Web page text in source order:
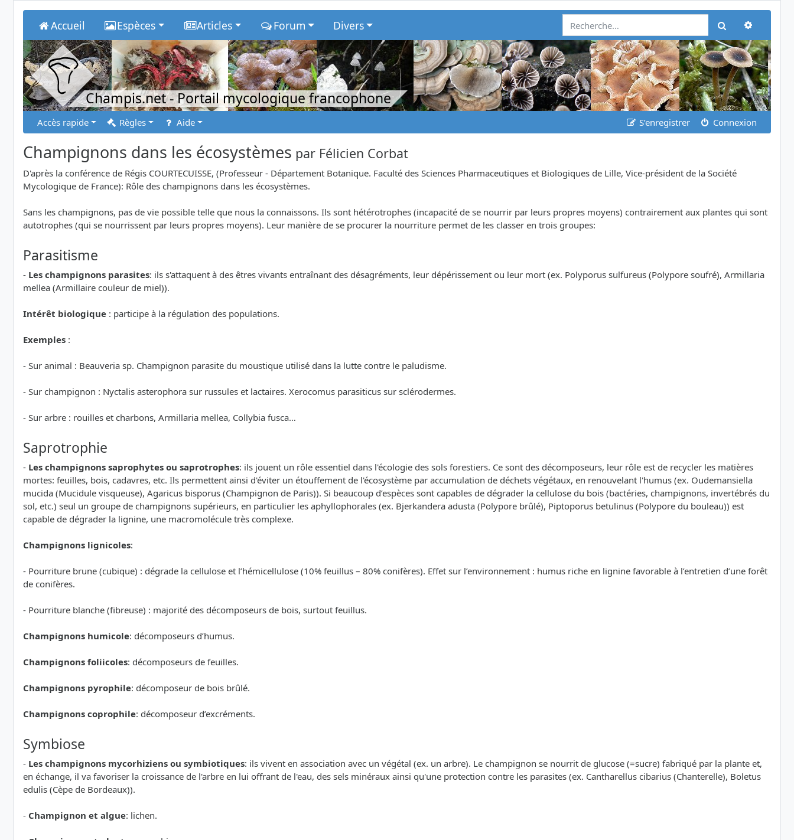
Accueil Espèces Articles Forum Divers Rechercher
Champis.net- Portail mycologique francophone
Accès rapide Règles Aide S’enregistrer Connexion
Champignons dans les écosystèmes par Félicien Corbat
D'après la conférence de Régis COURTECUISSE, (Professeur - Département Botanique. Faculté des Sciences Pharmaceutiques et Biologiques de Lille, Vice-président de la Société
Mycologique de France): Rôle des champignons dans les écosystèmes.
Sans les champignons, pas de vie possible telle que nous la connaissons. Ils sont hétérotrophes (incapacité de se nourrir par leurs propres moyens) contrairement aux plantes qui sont
autotrophes (qui se nourrissent par leurs propres moyens). Leur manière de se procurer la nourriture permet de les classer en trois groupes:
Parasitisme
- Les champignons parasites: ils s'attaquent à des êtres vivants entraînant des désagréments, leur dépérissement ou leur mort (ex. Polyporus sulfureus (Polypore soufré), Armillaria
mellea (Armillaire couleur de miel)).
Intérêt biologique : participe à la régulation des populations.
Exemples :
- Sur animal : Beauveria sp. Champignon parasite du moustique utilisé dans la lutte contre le paludisme.
- Sur champignon : Nyctalis asterophora sur russules et lactaires. Xerocomus parasiticus sur sclérodermes.
- Sur arbre : rouilles et charbons, Armillaria mellea, Collybia fusca…
Saprotrophie
- Les champignons saprophytes ou saprotrophes: ils jouent un rôle essentiel dans l'écologie des sols forestiers. Ce sont des décomposeurs, leur rôle est de recycler les matières
mortes: feuilles, bois, cadavres, etc. Ils permettent ainsi d'éviter un étouffement de l'écosystème par accumulation de déchets végétaux, en renouvelant l'humus (ex. Oudemansiella
mucida (Mucidule visqueuse), Agaricus bisporus (Champignon de Paris)). Si beaucoup d’espèces sont capables de dégrader la cellulose du bois (bactéries, champignons, invertébrés du
sol, etc.) seul un groupe de champignons supérieurs, en particulier les aphyllophorales (ex. Bjerkandera adusta (Polypore brûlé), Piptoporus betulinus (Polypore du bouleau)) est
capable de dégrader la lignine, une macromolécule très complexe.
Champignons lignicoles:
- Pourriture brune (cubique) : dégrade la cellulose et l’hémicellulose (10% feuillus – 80% conifères). Effet sur l’environnement : humus riche en lignine favorable à l’entretien d’une forêt
de conifères.
- Pourriture blanche (fibreuse) : majorité des décomposeurs de bois, surtout feuillus.
Champignons humicole: décomposeurs d’humus.
Champignons foliicoles: décomposeurs de feuilles.
Champignons pyrophile: décomposeur de bois brûlé.
Champignons coprophile: décomposeur d’excréments.
Symbiose
- Les champignons mycorhiziens ou symbiotiques: ils vivent en association avec un végétal (ex. un arbre). Le champignon se nourrit de glucose (=sucre) fabriqué par la plante et,
en échange, il va favoriser la croissance de l'arbre en lui offrant de l'eau, des sels minéraux ainsi qu'une protection contre les parasites (ex. Cantharellus cibarius (Chanterelle), Boletus
edulis (Cèpe de Bordeaux)).
- Champignon et algue: lichen.